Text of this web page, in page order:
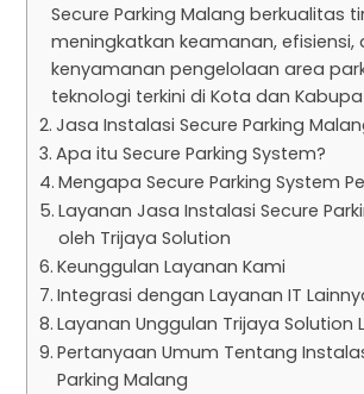
Secure Parking Malang berkualitas
meningkatkan keamanan, efisiensi,
kenyamanan pengelolaan area
teknologi terkini di Kota dan
Jasa Instalasi Secure Parking
Apa itu Secure Parking System?
Mengapa Secure Parking System
Layanan Jasa Instalasi Secure
oleh Trijaya Solution
Keunggulan Layanan Kami
Integrasi dengan Layanan IT
Layanan Unggulan Trijaya Solution
Pertanyaan Umum Tentang
Parking Malang